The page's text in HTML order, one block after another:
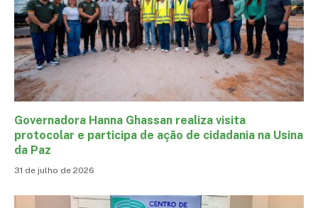
Governadora Hanna Ghassan realiza visita
protocolar e participa de ação de cidadania na Usina
da Paz
31 de julho de 2026